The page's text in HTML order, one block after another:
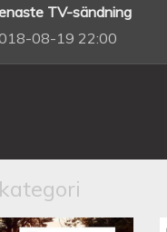
TV-sändning
08-19 22:00